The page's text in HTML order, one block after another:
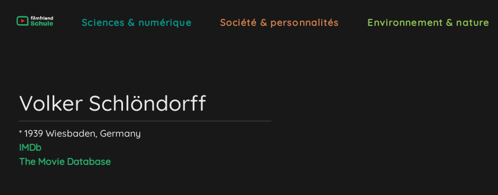
Sciences & numérique Société & personnalités Environnement & nature
Volker Schlöndorff
* 1939 Wiesbaden, Germany
IMDb
The Movie Database